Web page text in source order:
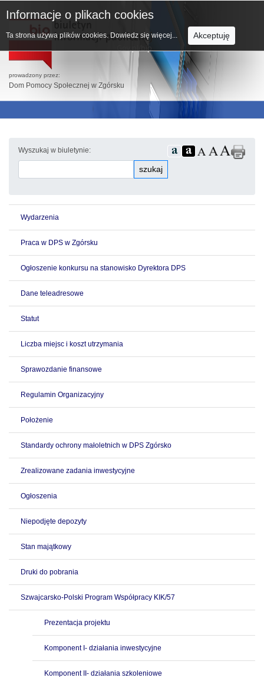
prowadzony przez:
Dom Pomocy Społecznej w Zgórsku
Wyszukaj w biuletynie:
szukaj
Wydarzenia
Praca w DPS w Zgórsku
Ogłoszenie konkursu na stanowisko Dyrektora DPS
Dane teleadresowe
Statut
Liczba miejsc i koszt utrzymania
Sprawozdanie finansowe
Regulamin Organizacyjny
Położenie
Standardy ochrony małoletnich w DPS Zgórsko
Zrealizowane zadania inwestycyjne
Ogłoszenia
Niepodjęte depozyty
Stan majątkowy
Druki do pobrania
Szwajcarsko-Polski Program Współpracy KIK/57
Prezentacja projektu
Komponent I- działania inwestycyjne
Komponent II- działania szkoleniowe
Informacje o plikach cookies
Ta strona używa plików cookies. Dowiedz się więcej... Akceptuję